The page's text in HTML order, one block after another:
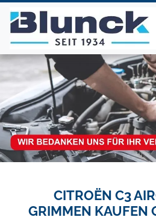
CITROËN C3
GRIMMEN KAUFEN